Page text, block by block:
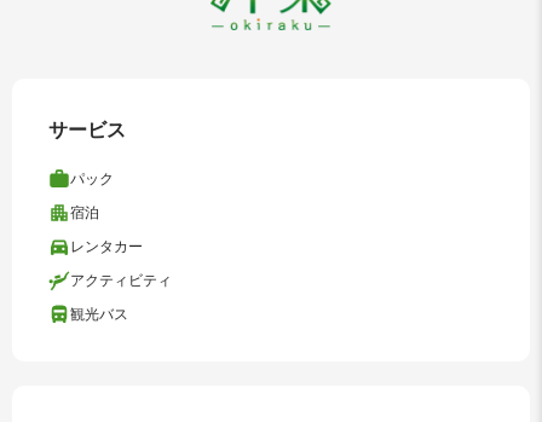
サービス
パック
宿泊
レンタカー
アクティビティ
観光バス